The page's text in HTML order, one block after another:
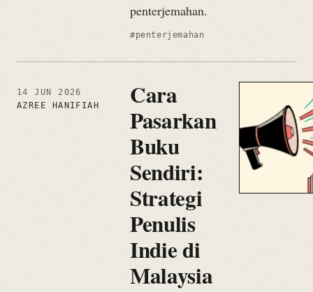
penterjemahan.
#penterjemahan
14 JUN 2026
AZREE HANIFIAH
Cara
Pasarkan
Buku
Sendiri:
Strategi
Penulis
Indie di
Malaysia